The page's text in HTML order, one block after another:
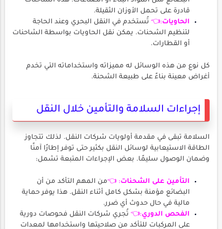
قادرة على تحمل الأوزان الثقيلة.
الحاويات:👈 تُستخدم في النقل البحري وعند الحاجة
لتنظيم الشحنات. يمكن نقل الحاويات بواسطة الشاحنات
أو القطارات.
كل نوع من هذه الوسائل له مميزاته واستخداماته التي تخدم
أغراض معينة بناءً على طبيعة الشحنة.
إجراءات السلامة والتأمين خلال النقل
السلامة تبقى في مقدمة أولويات شركات النقل. لذلك تتجاوز
الطاقة الاستيعابية لوسائل النقل بكثير حتى توفر إطارًا آمنًا
وضمان الوصول سليمًا. بعض الإجراءات المتبعة تشمل:
التأمين على الشحنات: 👈من المهم التأكد من أن
البضائع مؤمنة بشكل كامل أثناء النقل. هذا يوفر حماية
مالية في حال حدوث أي ضرر.
الفحص الدوري:👈 تُجري شركات النقل فحوصات دورية
على المركبات للتأكد من صلاحيتها واستخدامها لمعدات